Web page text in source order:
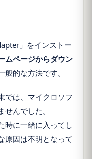
」をインストー
ムページからダウン
般的な方法です。
では、マイクロソフ
んでした。
時に一緒に入ってし
原因は不明となって